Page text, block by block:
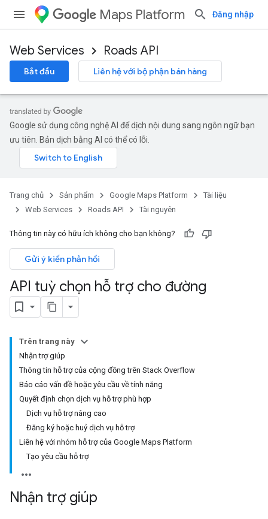
Maps Platform Đăng nhập
Web Services Roads API
Bắt đầu Liên hệ với bộ phận bán hàng
Google sử dụng công nghệ AI để dịch nội dung sang ngôn ngữ bạn
ưu tiên. Bản dịch bằng AI có thể có lỗi.
Trang chủ Sản phẩm Google Maps Platform
Tài liệu
Web Services
Roads API Tài nguyên
Thông tin này có hữu ích không cho bạn không?
Gửi ý kiến phản hồi
API tuỳ chọn hỗ trợ cho đường
Trên trang này
Nhận trợ giúp
Thông tin hỗ trợ của cộng đồng trên Stack Overflow
Báo cáo vấn đề hoặc yêu cầu về tính năng
Quyết định chọn dịch vụ hỗ trợ phù hợp
Dịch vụ hỗ trợ nâng cao
Đăng ký hoặc huỷ dịch vụ hỗ trợ
Liên hệ với nhóm hỗ trợ của Google Maps Platform
Tạo yêu cầu hỗ trợ
Nhận trợ giúp